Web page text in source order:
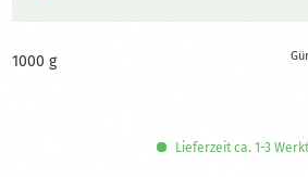
1000 g
Lieferzeit ca. 1-3